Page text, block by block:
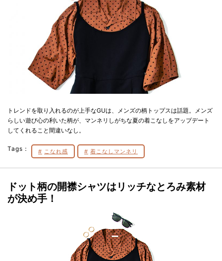
トレンドを取り入れるのが上手なGUは、メンズの柄トップスは話題。メンズ
らしい遊び心の利いた柄が、マンネリしがちな夏の着こなしをアップデート
してくれること間違いなし。
Tags： こなれ感 着こなしマンネリ
ドット柄の開襟シャツはリッチなとろみ素材
が決め手！